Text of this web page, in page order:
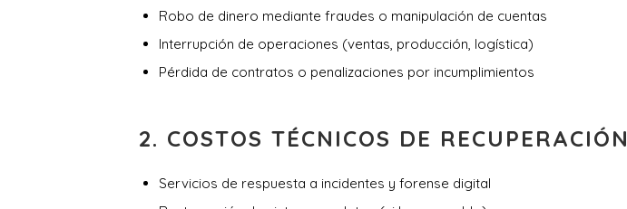
Robo de dinero mediante fraudes o manipulación de cuentas
Interrupción de operaciones (ventas, producción, logística)
Pérdida de contratos o penalizaciones por incumplimientos
2. COSTOS TÉCNICOS DE RECUPERACIÓN
Servicios de respuesta a incidentes y forense digital